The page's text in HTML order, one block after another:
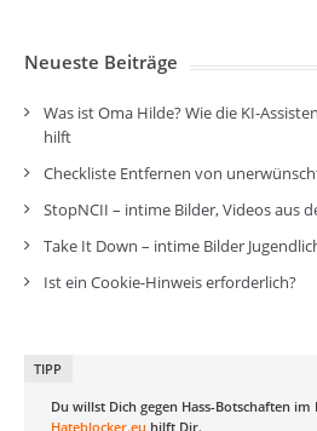
Neueste Beiträge
Was ist Oma Hilde? Wie die KI-
hilft
Checkliste Entfernen von
StopNCII – intime Bilder, Videos aus
Take It Down – intime Bilder
Ist ein Cookie-Hinweis erforderlich?
TIPP
Du willst Dich gegen Hass-Botschaften
Hateblocker.eu hilft Dir.